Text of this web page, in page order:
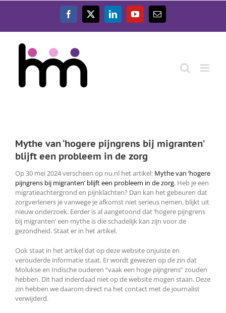
Facebook
X LinkedInYouTube
E-
mail
Mythe van ‘hogere pijngrens bij migranten’
blijft een probleem in de zorg
Op 30 mei 2024 verscheen op nu.nl het artikel: Mythe van ‘hogere
pijngrens bij migranten’ blijft een probleem in de zorg. Heb je een
migratieachtergrond en pijnklachten? Dan kan het gebeuren dat
zorgverleners je vanwege je afkomst niet serieus nemen, blijkt uit
nieuw onderzoek. Eerder is al aangetoond dat ‘hogere pijngrens
bij migranten’ een mythe is die schadelijk kan zijn voor de
gezondheid. Staat er in het artikel.
Ook staat in het artikel dat op deze website onjuiste en
verouderde informatie staat. Er wordt gewezen op de zin dat
Molukse en Indische ouderen “vaak een hoge pijngrens” zouden
hebben. Dit had inderdaad niet op de website mogen staan. Deze
zin hebben we daarom direct na het contact met de journalist
verwijderd.